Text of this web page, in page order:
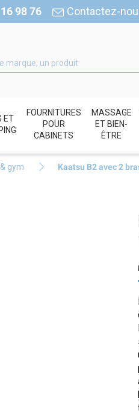
98 76 Contactez-
ET
FOURNITURES
POUR
CABINETS
MASSAGE
ET BIEN-
ÊTRE
gym Kaatsu B2 avec 2